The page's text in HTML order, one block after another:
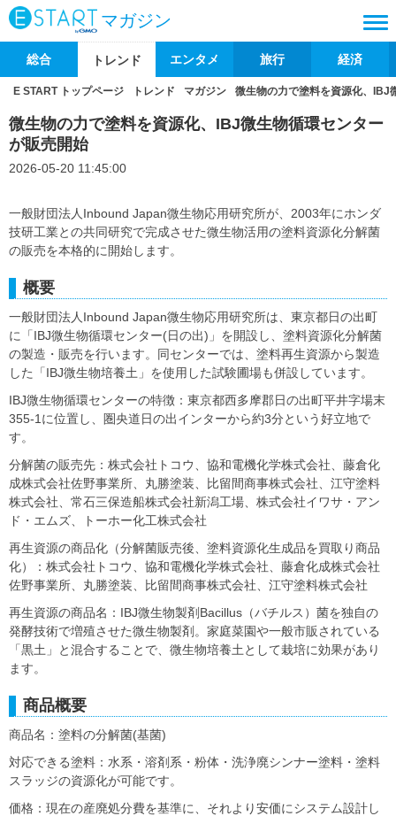
マガジン
総合 トレンド エンタメ 旅行 経済
E START トップページ トレンド マガジン 微生物の力で塗料を資源化、IBJ
微生物の力で塗料を資源化、IBJ微生物循環センター
が販売開始
2026-05-20 11:45:00
一般財団法人Inbound Japan微生物応用研究所が、2003年にホンダ
技研工業との共同研究で完成させた微生物活用の塗料資源化分解菌
の販売を本格的に開始します。
概要
一般財団法人Inbound Japan微生物応用研究所は、東京都日の出町
に「IBJ微生物循環センター(日の出)」を開設し、塗料資源化分解菌
の製造・販売を行います。同センターでは、塗料再生資源から製造
した「IBJ微生物培養土」を使用した試験圃場も併設しています。
IBJ微生物循環センターの特徴：東京都西多摩郡日の出町平井字場末
355-1に位置し、圏央道日の出インターから約3分という好立地で
す。
分解菌の販売先：株式会社トコウ、協和電機化学株式会社、藤倉化
成株式会社佐野事業所、丸勝塗装、比留間商事株式会社、江守塗料
株式会社、常石三保造船株式会社新潟工場、株式会社イワサ・アン
ド・エムズ、トーホー化工株式会社
再生資源の商品化（分解菌販売後、塗料資源化生成品を買取り商品
化）：株式会社トコウ、協和電機化学株式会社、藤倉化成株式会社
佐野事業所、丸勝塗装、比留間商事株式会社、江守塗料株式会社
再生資源の商品名：IBJ微生物製剤Bacillus（バチルス）菌を独自の
発酵技術で増殖させた微生物製剤。家庭菜園や一般市販されている
「黒土」と混合することで、微生物培養土として栽培に効果があり
ます。
商品概要
商品名：塗料の分解菌(基菌)
対応できる塗料：水系・溶剤系・粉体・洗浄廃シンナー塗料・塗料
スラッジの資源化が可能です。
価格：現在の産廃処分費を基準に、それより安価にシステム設計し